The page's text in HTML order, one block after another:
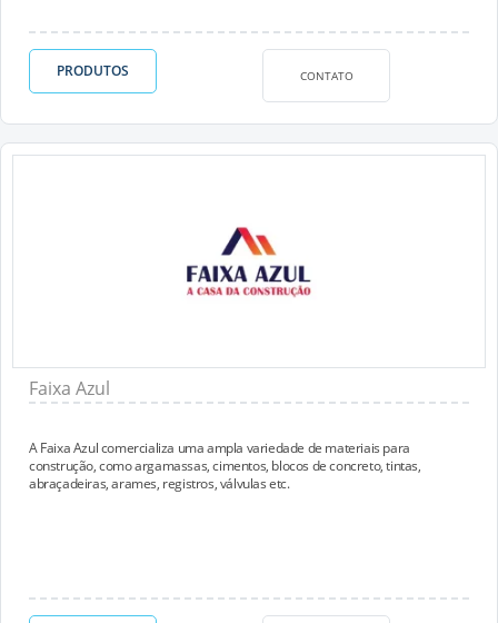
PRODUTOS CONTATO
Faixa Azul
A Faixa Azul comercializa uma ampla variedade de materiais para
construção, como argamassas, cimentos, blocos de concreto, tintas,
abraçadeiras, arames, registros, válvulas etc.